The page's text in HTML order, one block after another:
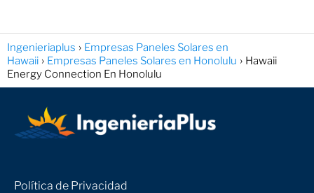
Ingenieriaplus
Empresas Paneles Solares en
Hawaii
Empresas Paneles Solares en Honolulu
Hawaii
Energy Connection En Honolulu
Política de Privacidad